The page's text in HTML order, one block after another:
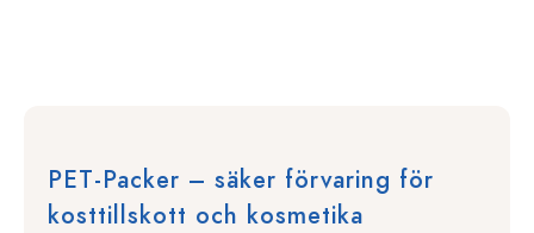
PET-Packer – säker förvaring för
kosttillskott och kosmetika